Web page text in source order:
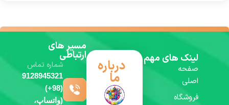
لینک های مهم
صفحه
اصلی
فروشگاه
درباره
ما
مسیر های
ارتباطی
شماره تماس
9128945321
(98+)
(واتساپ،